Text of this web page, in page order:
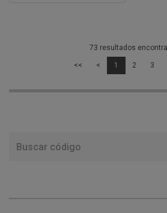
73 resultados
<< < 1 2 3